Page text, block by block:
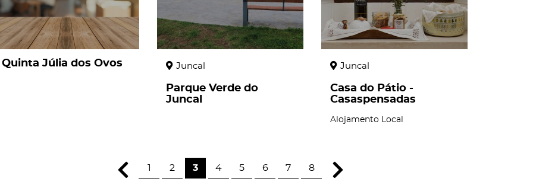
Quinta Júlia dos Ovos Juncal
Parque Verde do
Juncal
Juncal
Casa do Pátio -
Casaspensadas
Alojamento Local
1 2 3 4 5 6 7 8